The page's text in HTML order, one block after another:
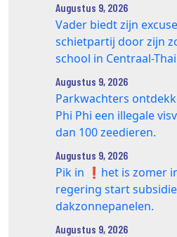
Augustus 9, 2026
Vader biedt zijn
schietpartij door zijn
school in Centraal-
Augustus 9, 2026
Parkwachters
Phi Phi een illegale
dan 100 zeedieren.
Augustus 9, 2026
Pik in ❗️het is zomer
regering start
dakzonnepanelen.
Augustus 9, 2026